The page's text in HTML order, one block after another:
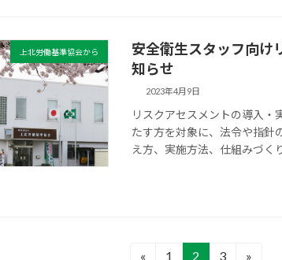
上北労働基準協会から
安全衛生スタッフ向け
知らせ
2023年4月9日
リスクアセスメントの導入・
たす方を対象に、法令や指針
え方、実施方法、仕組みづく
« 1 2 3 »